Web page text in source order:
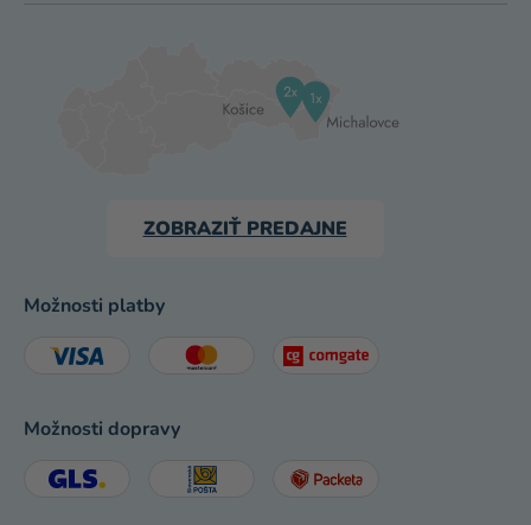
ZOBRAZIŤ PREDAJNE
Možnosti platby
Možnosti dopravy